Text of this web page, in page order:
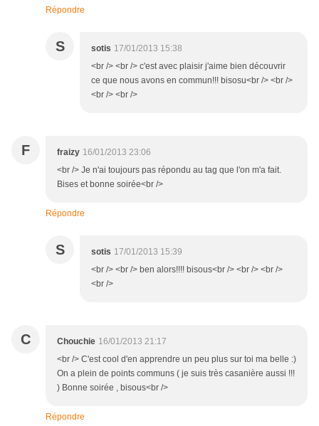
Répondre
S sotis 17/01/2013 15:38
<br /> <br /> c'est avec plaisir j'aime bien découvrir
ce que nous avons en commun!!! bisosu<br /> <br />
<br /> <br />
F fraizy 16/01/2013 23:06
<br /> Je n'ai toujours pas répondu au tag que l'on m'a fait.
Bises et bonne soirée<br />
Répondre
S sotis 17/01/2013 15:39
<br /> <br /> ben alors!!!! bisous<br /> <br /> <br />
<br />
C Chouchie 16/01/2013 21:17
<br /> C'est cool d'en apprendre un peu plus sur toi ma belle :)
On a plein de points communs ( je suis très casanière aussi !!!
) Bonne soirée , bisous<br />
Répondre